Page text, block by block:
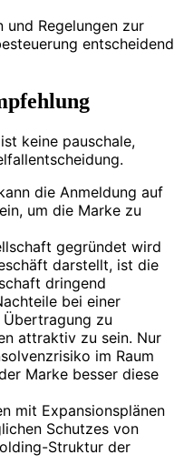
und Regelungen zur
entscheidend
keine pauschale,
die Anmeldung auf
um die Marke zu
gegründet wird
darstellt, ist die
dringend
bei einer
zu
attraktiv zu sein. Nur
im Raum
Marke besser diese
mit Expansionsplänen
Schutzes von
Struktur der